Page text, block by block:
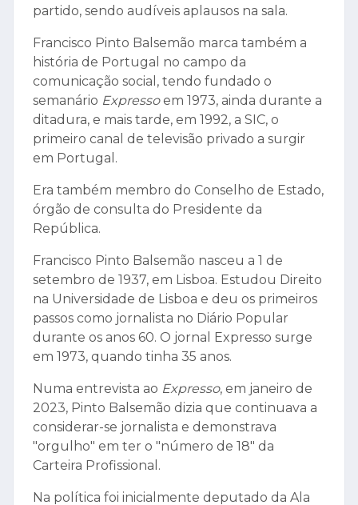
partido, sendo audíveis aplausos na sala.
Francisco Pinto Balsemão marca também a
história de Portugal no campo da
comunicação social, tendo fundado o
semanário Expressoem 1973, ainda durante a
ditadura, e mais tarde, em 1992, a SIC, o
primeiro canal de televisão privado a surgir
em Portugal.
Era também membro do Conselho de Estado,
órgão de consulta do Presidente da
República.
Francisco Pinto Balsemão nasceu a 1 de
setembro de 1937, em Lisboa. Estudou Direito
na Universidade de Lisboa e deu os primeiros
passos como jornalista no Diário Popular
durante os anos 60. O jornal Expresso surge
em 1973, quando tinha 35 anos.
Numa entrevista ao Expresso, em janeiro de
2023, Pinto Balsemão dizia que continuava a
considerar-se jornalista e demonstrava
"orgulho" em ter o "número de 18" da
Carteira Profissional.
Na política foi inicialmente deputado da Ala